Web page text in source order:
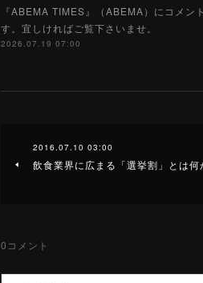
『ABEMA TIMES』（ABEMA）にコメ
す。宜しければご覧下さいませ。
2026.07.19 07:00
2016.07.10 03:00
飲食業界に広まる「選挙割」とは
0 コメント